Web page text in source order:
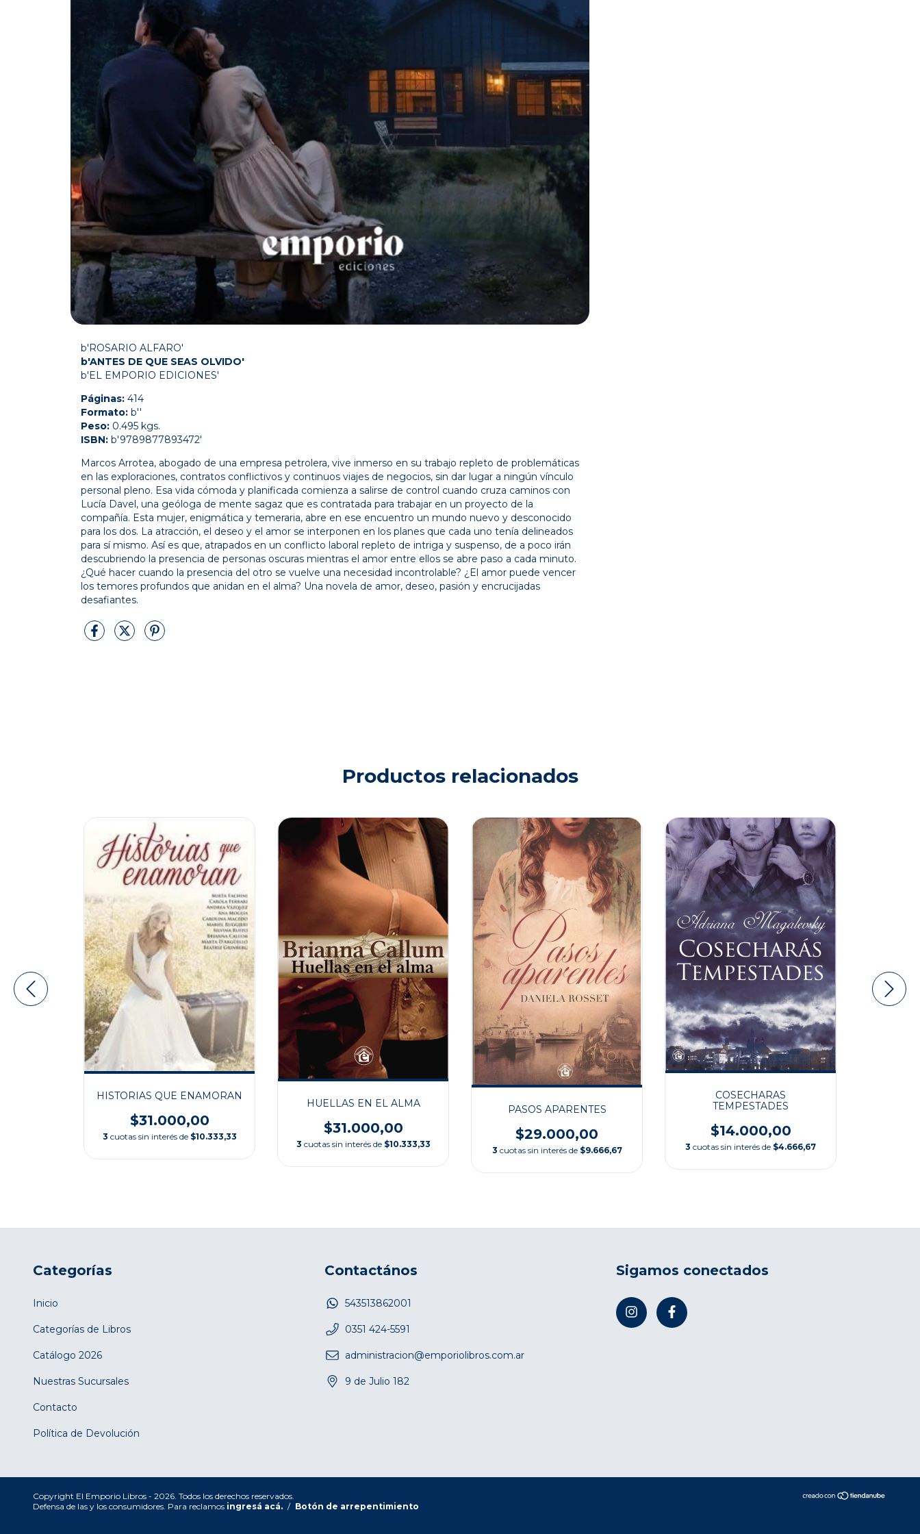
b'ROSARIO ALFARO'
b'ANTES DE QUE SEAS OLVIDO'
b'EL EMPORIO EDICIONES'
Páginas: 414
Formato: b''
Peso: 0.495 kgs.
ISBN: b'9789877893472'
Marcos Arrotea, abogado de una empresa petrolera, vive inmerso en su trabajo repleto de problemáticas
en las exploraciones, contratos conflictivos y continuos viajes de negocios, sin dar lugar a ningún vínculo
personal pleno. Esa vida cómoda y planificada comienza a salirse de control cuando cruza caminos con
Lucía Davel, una geóloga de mente sagaz que es contratada para trabajar en un proyecto de la
compañía. Esta mujer, enigmática y temeraria, abre en ese encuentro un mundo nuevo y desconocido
para los dos. La atracción, el deseo y el amor se interponen en los planes que cada uno tenía delineados
para sí mismo. Así es que, atrapados en un conflicto laboral repleto de intriga y suspenso, de a poco irán
descubriendo la presencia de personas oscuras mientras el amor entre ellos se abre paso a cada minuto.
¿Qué hacer cuando la presencia del otro se vuelve una necesidad incontrolable? ¿El amor puede vencer
los temores profundos que anidan en el alma? Una novela de amor, deseo, pasión y encrucijadas
desafiantes.
Productos relacionados
HISTORIAS QUE ENAMORAN
$31.000,00
3 cuotas sin interés de $10.333,33
HUELLAS EN EL ALMA
$31.000,00
3 cuotas sin interés de $10.333,33
PASOS APARENTES
$29.000,00
3 cuotas sin interés de $9.666,67
COSECHARAS
TEMPESTADES
$14.000,00
3 cuotas sin interés de $4.666,67
Categorías
Inicio
Categorías de Libros
Catálogo 2026
Nuestras Sucursales
Contacto
Política de Devolución
Contactános
543513862001
0351 424-5591
administracion@emporiolibros.com.ar
9 de Julio 182
Sigamos conectados
Copyright El Emporio Libros - 2026. Todos los derechos reservados.
Defensa de las y los consumidores. Para reclamos ingresá acá. / Botón de arrepentimiento